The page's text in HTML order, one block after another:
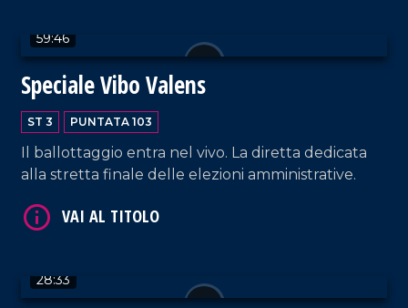
59:46
Speciale Vibo Valens
ST 3 PUNTATA 103
Il ballottaggio entra nel vivo. La diretta dedicata
alla stretta finale delle elezioni amministrative.
28:33